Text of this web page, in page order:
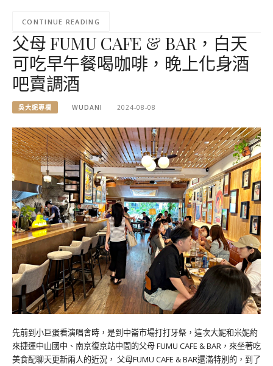
CONTINUE READING
父母 FUMU CAFE & BAR，白天
可吃早午餐喝咖啡，晚上化身酒
吧賣調酒
吳大妮專欄 WUDANI 2024-08-08
先前到小巨蛋看演唱會時，是到中崙市場打打牙祭，這次大妮和米妮約
來捷運中山國中、南京復京站中間的父母 FUMU CAFE & BAR，來坐著吃
美食配聊天更新兩人的近況， 父母FUMU CAFE & BAR還滿特別的，到了